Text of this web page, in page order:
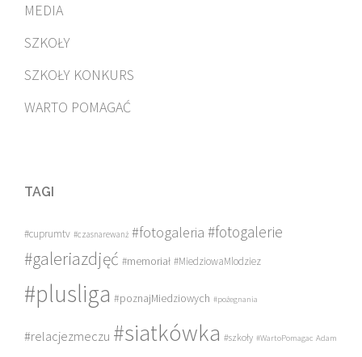
MEDIA
SZKOŁY
SZKOŁY KONKURS
WARTO POMAGAĆ
TAGI
#cuprumtv #czasnarewanż #fotogaleria #fotogalerie
#galeriazdjęć #memoriał #MiedziowaMlodziez
#plusliga #poznajMiedziowych #pożegnania
#relacjezmeczu #siatkówka #szkoły #WartoPomagac Adam